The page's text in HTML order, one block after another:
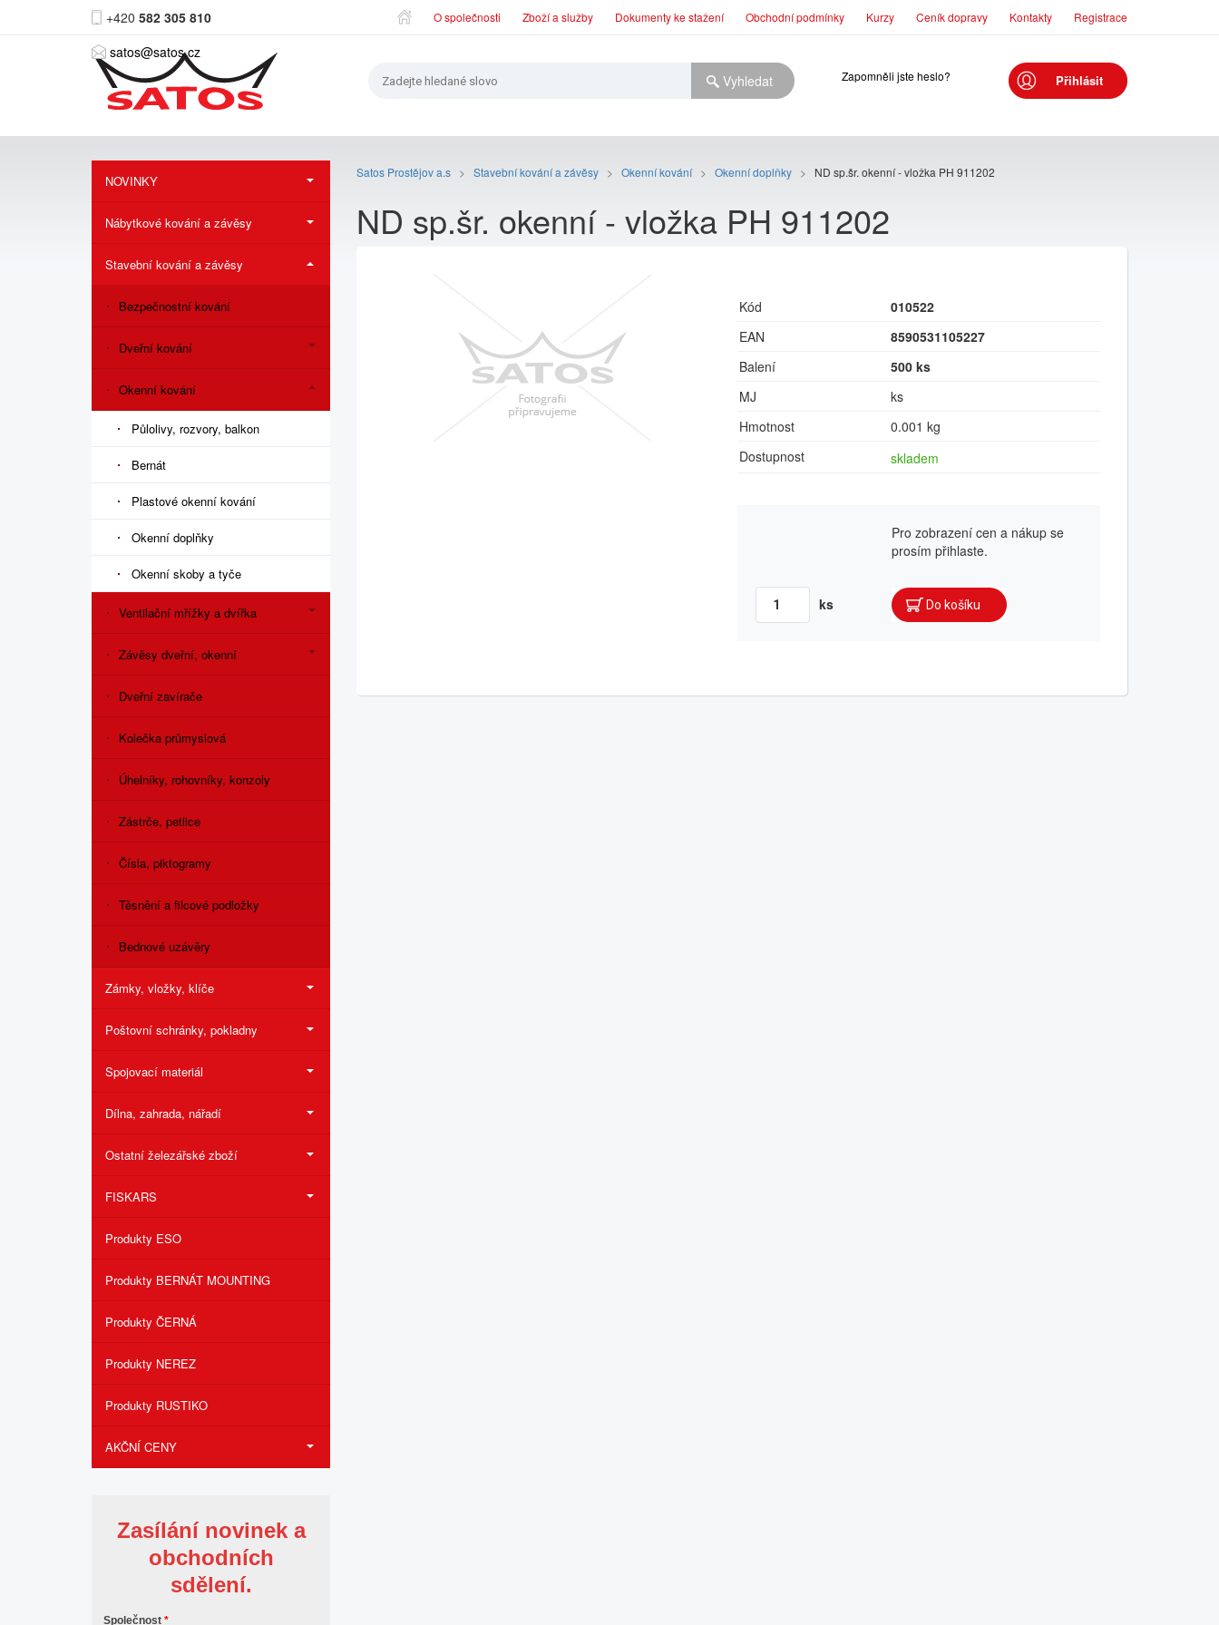
Přihlásit
+420 582 305 810
satos@satos.cz
O společnosti Zboží a služby Dokumenty ke stažení Obchodní podmínky Kurzy Ceník dopravy Kontakty Registrace
Zapomněli jste heslo?
NOVINKY
Nábytkové kování a závěsy
Stavební kování a závěsy
Bezpečnostní kování
Dveřní kování
Okenní kování
Půlolivy, rozvory, balkon
Bernát
Plastové okenní kování
Okenní doplňky
Okenní skoby a tyče
Ventilační mřížky a dvířka
Závěsy dveřní, okenní
Dveřní zavírače
Kolečka průmyslová
Úhelníky, rohovníky, konzoly
Zástrče, petlice
Čísla, piktogramy
Těsnění a filcové podložky
Bednové uzávěry
Zámky, vložky, klíče
Poštovní schránky, pokladny
Spojovací materiál
Dílna, zahrada, nářadí
Ostatní železářské zboží
FISKARS
Produkty ESO
Produkty BERNÁT MOUNTING
Produkty ČERNÁ
Produkty NEREZ
Produkty RUSTIKO
AKČNÍ CENY
Zasílání novinek a
obchodních
sdělení.
Společnost
Satos Prostějov a.s > Stavební kování a závěsy > Okenní kování > Okenní doplňky > ND sp.šr. okenní - vložka PH 911202
ND sp.šr. okenní - vložka PH 911202
Kód
010522
EAN
8590531105227
Balení
500 ks
MJ
ks
Hmotnost
0.001 kg
Dostupnost
skladem
Pro zobrazení cen a nákup se
prosím přihlaste.
ks